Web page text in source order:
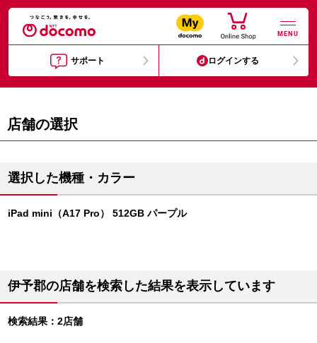
MENU
サポート ログインする
店舗の選択
選択した機種・カラー
iPad mini（A17 Pro） 512GB パープル
伊予郡の店舗を検索した結果を表示しています
検索結果：2店舗